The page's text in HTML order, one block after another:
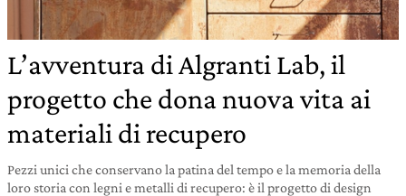
L’avventura di Algranti Lab, il
progetto che dona nuova vita ai
materiali di recupero
Pezzi unici che conservano la patina del tempo e la memoria della
loro storia con legni e metalli di recupero: è il progetto di design